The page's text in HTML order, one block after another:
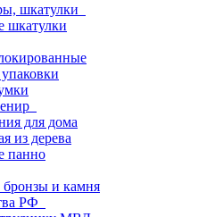
шкатулки
шкатулки
для дома
из дерева
панно
и камня
РФ